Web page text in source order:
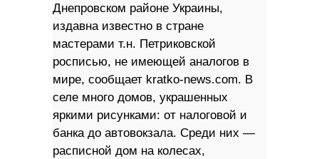
Днепровском районе Украины,
издавна известно в стране
мастерами т.н. Петриковской
росписью, не имеющей аналогов в
мире, сообщает kratko-news.com. В
селе много домов, украшенных
яркими рисунками: от налоговой и
банка до автовокзала. Среди них —
расписной дом на колесах,